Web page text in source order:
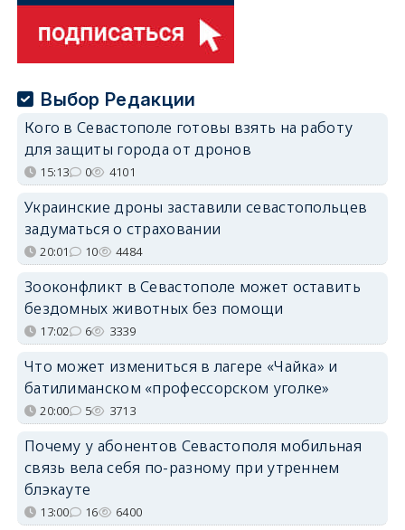
Выбор Редакции
Кого в Севастополе готовы взять на работу
для защиты города от дронов
15:13 0 4101
Украинские дроны заставили севастопольцев
задуматься о страховании
20:01 10 4484
Зооконфликт в Севастополе может оставить
бездомных животных без помощи
17:02 6 3339
Что может измениться в лагере «Чайка» и
батилиманском «профессорском уголке»
20:00 5 3713
Почему у абонентов Севастополя мобильная
связь вела себя по-разному при утреннем
блэкауте
13:00 16 6400